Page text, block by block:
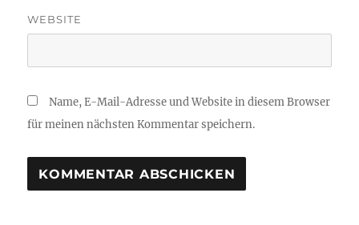
WEBSITE
Name, E-Mail-Adresse und Website in diesem Browser
für meinen nächsten Kommentar speichern.